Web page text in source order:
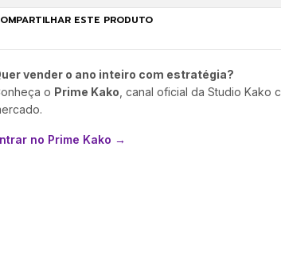
ESTE PRODUTO
vender o ano inteiro com estratégia?
o Prime Kako , canal oficial da Studio Kako
no Prime Kako →